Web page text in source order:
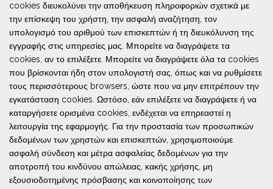
cookies διευκολύνει την αποθήκευση πληροφοριών σχετικά με
την επίσκεψη του χρήστη, την ασφαλή αναζήτηση, τον
υπολογισμό του αριθμού των επισκεπτών ή τη διευκόλυνση της
εγγραφής στις υπηρεσίες μας. Μπορείτε να διαγράψετε τα
cookies, αν το επιλέξετε. Μπορείτε να διαγράψετε όλα τα cookies
που βρίσκονται ήδη στον υπολογιστή σας, όπως και να ρυθμίσετε
τους περισσότερους browsers, ώστε που να μην επιτρέπουν την
εγκατάσταση cookies. Ωστόσο, εάν επιλέξετε να διαγράψετε ή να
καταργήσετε ορισμένα cookies, ενδέχεται να επηρεαστεί η
λειτουργία της εφαρμογής. Για την προστασία των προσωπικών
δεδομένων των χρηστών και επισκεπτών, χρησιμοποιούμε
ασφαλή σύνδεση και μέτρα ασφαλείας δεδομένων για την
αποτροπή του κινδύνου απώλειας, κακής χρήσης, μη
εξουσιοδοτημένης πρόσβασης και κοινοποίησης των